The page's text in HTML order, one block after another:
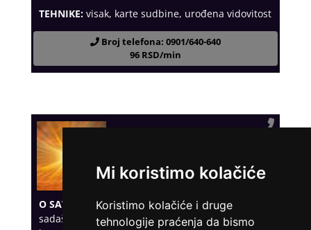
Mi koristimo kolačiće
Koristimo kolačiće i druge
tehnologije praćenja da bismo
TEHNIKE:visak, karte sudbine, urođena vidovitost
Broj telefona: 0901/640-640
96 RSD/min
Tarot savjetnik trenutno ne radi
O SAVJETNIKU:Pomažem Vam u pogledu na Vašu
sadašnjost, a uz pomoć tarota pogledati ćemo